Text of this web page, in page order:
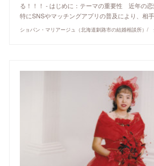
る！！！ - はじめに：テーマの重要性 近年の恋
特にSNSやマッチングアプリの普及により、相